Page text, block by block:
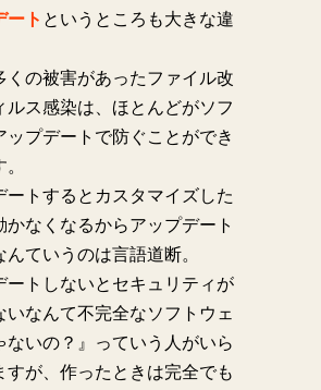
ート というところも大きな違
くの被害があったファイル改
ルス感染は、ほとんどがソフ
ップデートで防ぐことができ
ートするとカスタマイズした
かなくなるからアップデート
ていうのは言語道断。
ートしないとセキュリティが
いなんて不完全なソフトウェ
ないの？』っていう人がいら
すが、作ったときは完全でも